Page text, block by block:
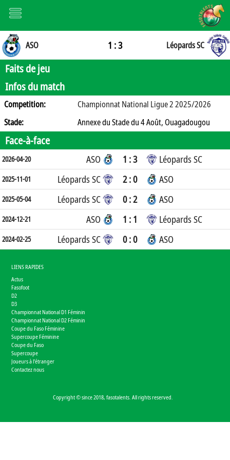
ASO 1 : 3 Léopards SC
Faits de jeu
Infos du match
Competition:
Championnat National Ligue 2 2025/2026
Stade:
Annexe du Stade du 4 Août, Ouagadougou
Face-à-face
2026-04-20 ASO 1 : 3 Léopards SC
2025-11-01 Léopards SC 2 : 0 ASO
2025-05-04 Léopards SC 0 : 2 ASO
2024-12-21 ASO 1 : 1 Léopards SC
2024-02-25 Léopards SC 0 : 0 ASO
LIENS RAPIDES
Actus
Fasofoot
D2
D3
Championnat National D1 Féminin
Championnat National D2 Féminin
Coupe du Faso Féminine
Supercoupe Féminine
Coupe du Faso
Supercoupe
Joueurs à l'étranger
Contactez nous
Copyright © since 2018, fasotalents. All rights reserved.